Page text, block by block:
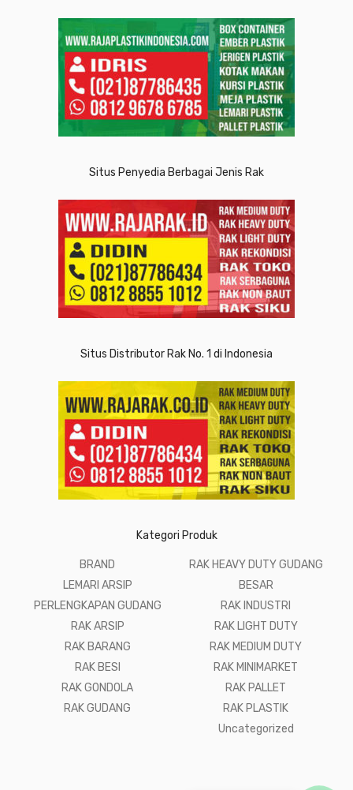
Situs Penyedia Berbagai Jenis Rak
Situs Distributor Rak No. 1 di Indonesia
Kategori Produk
BRAND
LEMARI ARSIP
PERLENGKAPAN GUDANG
RAK ARSIP
RAK BARANG
RAK BESI
RAK GONDOLA
RAK GUDANG
RAK HEAVY DUTY GUDANG
BESAR
RAK INDUSTRI
RAK LIGHT DUTY
RAK MEDIUM DUTY
RAK MINIMARKET
RAK PALLET
RAK PLASTIK
Uncategorized